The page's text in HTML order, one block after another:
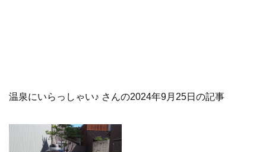
温泉にいらっしゃい♪ さんの2024年9月25日の記事